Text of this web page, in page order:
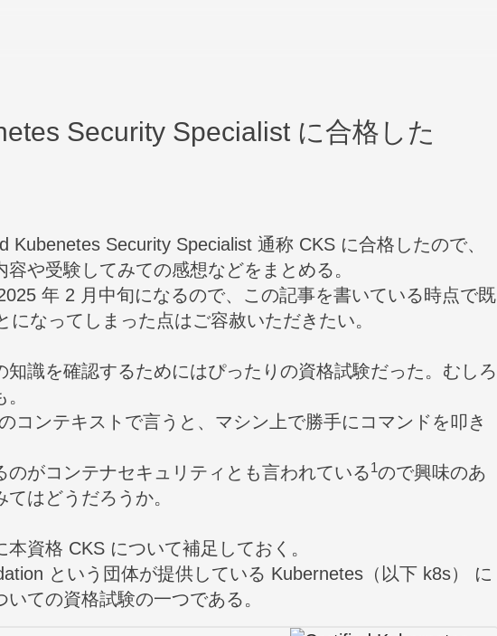
Security Specialist に合格した
Kubenetes Security Specialist 通称 CKS に合格したので、
や受験してみての感想などをまとめる。
年 2 月中旬になるので、この記事を書いている時点で既
になってしまった点はご容赦いただきたい。
知識を確認するためにはぴったりの資格試験だった。むしろ
コンテキストで言うと、マシン上で勝手にコマンドを叩き
のがコンテナセキュリティとも言われている1ので興味のあ
はどうだろうか。
資格 CKS について補足しておく。
という団体が提供している Kubernetes（以下 k8s） に
ての資格試験の一つである。